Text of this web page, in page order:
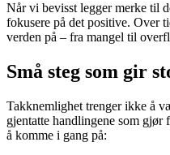
Når vi bevisst legger merke til
fokusere på det positive. Over
verden på – fra mangel til
Små steg som gir
Takknemlighet trenger ikke å
gjentatte handlingene som gjør
å komme i gang på: